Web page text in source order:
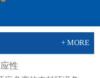
+ MORE
性